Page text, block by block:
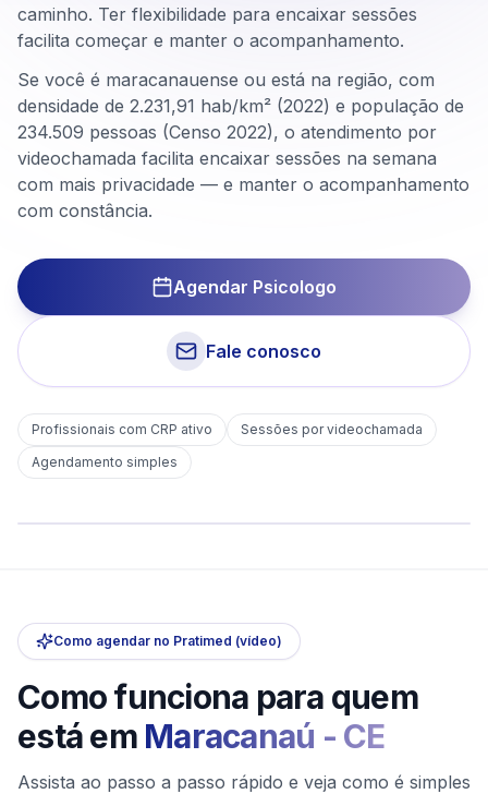
caminho. Ter flexibilidade para encaixar sessões
facilita começar e manter o acompanhamento.
Se você é maracanauense ou está na região, com
densidade de 2.231,91 hab/km² (2022) e população de
234.509 pessoas (Censo 2022), o atendimento por
videochamada facilita encaixar sessões na semana
com mais privacidade — e manter o acompanhamento
com constância.
Agendar Psicologo
Fale conosco
Profissionais com CRP ativo
Sessões por videochamada
Agendamento simples
Como agendar no Pratimed (vídeo)
Como funciona para quem
está em Maracanaú - CE
Assista ao passo a passo rápido e veja como é simples